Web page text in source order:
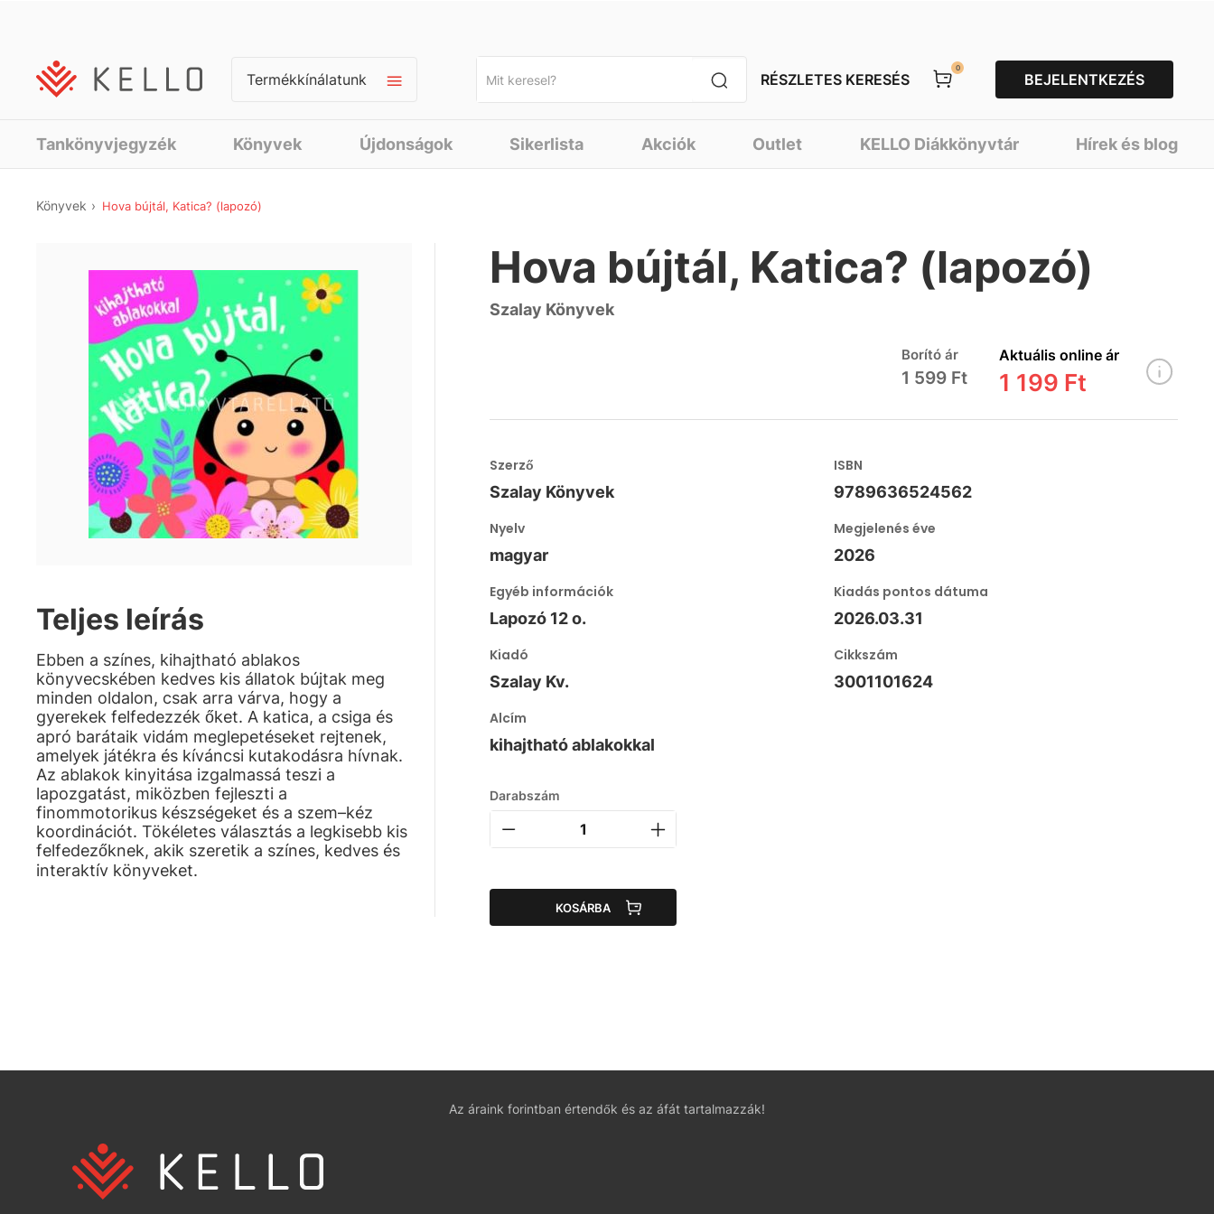
Termékkínálatunk RÉSZLETES KERESÉS
0
BEJELENTKEZÉS
Tankönyvjegyzék Könyvek Újdonságok Sikerlista Akciók Outlet KELLO Diákkönyvtár Hírek és blog
Könyvek Hova bújtál, Katica? (lapozó)
Teljes leírás
Ebben a színes, kihajtható ablakos
könyvecskében kedves kis állatok bújtak meg
minden oldalon, csak arra várva, hogy a
gyerekek felfedezzék őket. A katica, a csiga és
apró barátaik vidám meglepetéseket rejtenek,
amelyek játékra és kíváncsi kutakodásra hívnak.
Az ablakok kinyitása izgalmassá teszi a
lapozgatást, miközben fejleszti a
finommotorikus készségeket és a szem–kéz
koordinációt. Tökéletes választás a legkisebb kis
felfedezőknek, akik szeretik a színes, kedves és
interaktív könyveket.
Hova bújtál, Katica? (lapozó)
Szalay Könyvek
Borító ár
1 599 Ft
Aktuális online ár
1 199 Ft
Szerző
Szalay Könyvek
ISBN
9789636524562
Nyelv
magyar
Megjelenés éve
2026
Egyéb információk
Lapozó 12 o.
Kiadás pontos dátuma
2026.03.31
Kiadó
Szalay Kv.
Cikkszám
3001101624
Alcím
kihajtható ablakokkal
Darabszám
KOSÁRBA
Az áraink forintban értendők és az áfát tartalmazzák!